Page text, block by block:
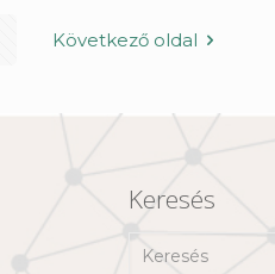
Következő oldal
Keresés